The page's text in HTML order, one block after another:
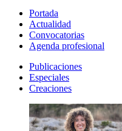
Portada
Actualidad
Convocatorias
Agenda profesional
Publicaciones
Especiales
Creaciones